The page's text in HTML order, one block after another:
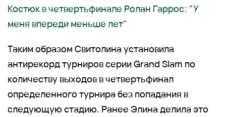
Костюк в четвертьфинале Ролан Гаррос: "У
меня впереди меньше лет"
Таким образом Свитолина установила
антирекорд турниров серии Grand Slam по
количеству выходов в четвертьфинал
определенного турнира без попадания в
следующую стадию. Ранее Элина делила это